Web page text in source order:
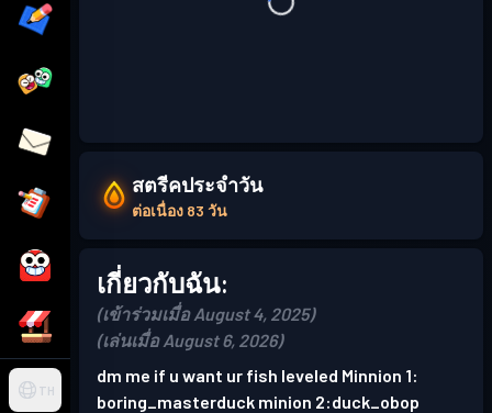
TH
สตรีคประจำวัน
ต่อเนื่อง 83 วัน
เกี่ยวกับฉัน:
(เข้าร่วมเมื่อ August 4, 2025)
(เล่นเมื่อ August 6, 2026)
dm me if u want ur fish leveled Minnion 1:
boring_masterduck minion 2:duck_obop